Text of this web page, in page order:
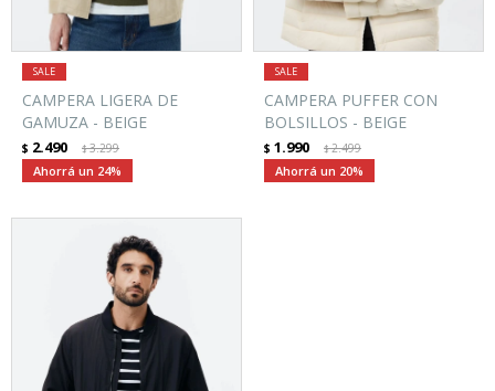
CAMPERA LIGERA DE
GAMUZA - BEIGE
$ 2.490 $3.299
24
CAMPERA PUFFER CON
BOLSILLOS - BEIGE
$ 1.990 $2.499
20